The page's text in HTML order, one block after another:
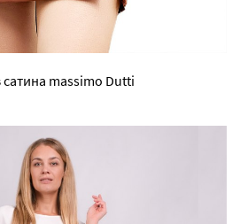
massimo Dutti